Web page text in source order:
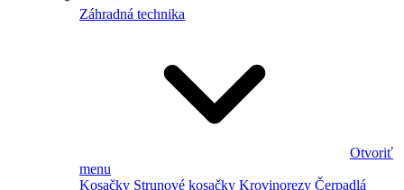
Záhradná technika
Otvoriť
menu
Kosačky Strunové kosačky Krovinorezy Čerpadlá